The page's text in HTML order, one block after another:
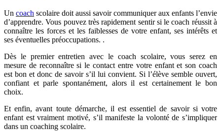
Un coach scolaire doit aussi savoir communiquer aux enfants l’envie
d’apprendre. Vous pouvez très rapidement sentir si le coach réussit à
connaître les forces et les faiblesses de votre enfant, ses intérêts et
ses éventuelles préoccupations. .
Dès le premier entretien avec le coach scolaire, vous serez en
mesure de reconnaître si le contact entre votre enfant et son coach
est bon et donc de savoir s’il lui convient. Si l’élève semble ouvert,
confiant et parle spontanément, alors il est certainement le bon
choix.
Et enfin, avant toute démarche, il est essentiel de savoir si votre
enfant est vraiment motivé, s’il manifeste la volonté de s’impliquer
dans un coaching scolaire.